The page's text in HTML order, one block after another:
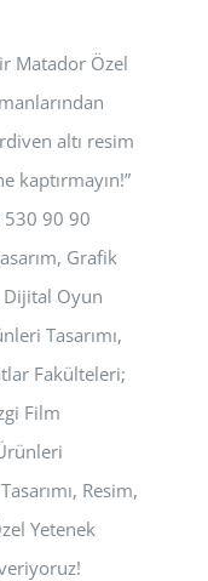
Matador Özel
altı resim
kaptırmayın!”
530 90 90
Grafik
Dijital Oyun
Tasarımı,
Fakülteleri;
Film
Resim,
Yetenek